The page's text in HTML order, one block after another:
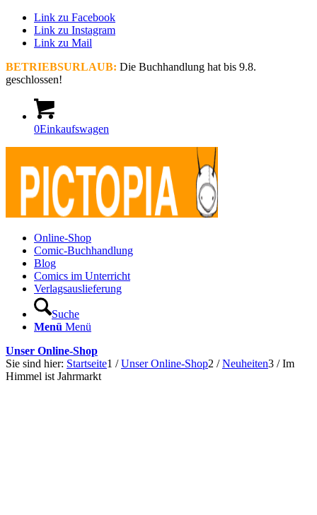
Link zu Facebook
Link zu Instagram
Link zu Mail
BETRIEBSURLAUB: Die Buchhandlung hat bis 9.8.
geschlossen!
0Einkaufswagen
Online-Shop
Comic-Buchhandlung
Blog
Comics im Unterricht
Verlagsauslieferung
Suche
Menü Menü
Unser Online-Shop
Sie sind hier: Startseite1 / Unser Online-Shop2 / Neuheiten3 / Im
Himmel ist Jahrmarkt